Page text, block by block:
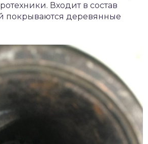
Входит в состав
покрываются деревянные